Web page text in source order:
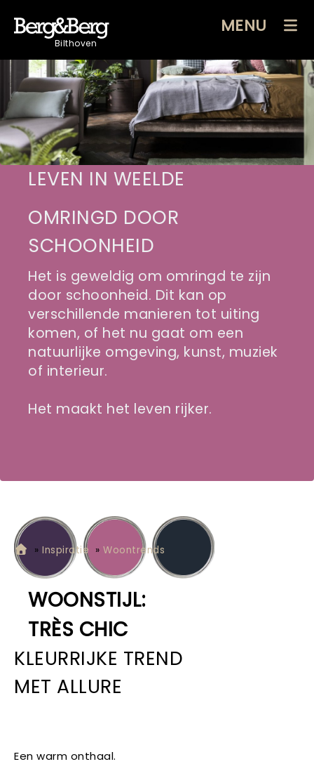
Bilthoven
MENU
»Inspiratie »Woontrends
LEVEN IN WEELDE
OMRINGD DOOR
SCHOONHEID
Het is geweldig om omringd te zijn
door schoonheid. Dit kan op
verschillende manieren tot uiting
komen, of het nu gaat om een
natuurlijke omgeving, kunst, muziek
of interieur.
Het maakt het leven rijker.
WOONSTIJL:
TRÈS CHIC
KLEURRIJKE TREND
MET ALLURE
Een warm onthaal.